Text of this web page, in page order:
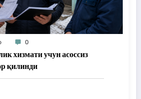
0
хизмати учун асоссиз
қилинди